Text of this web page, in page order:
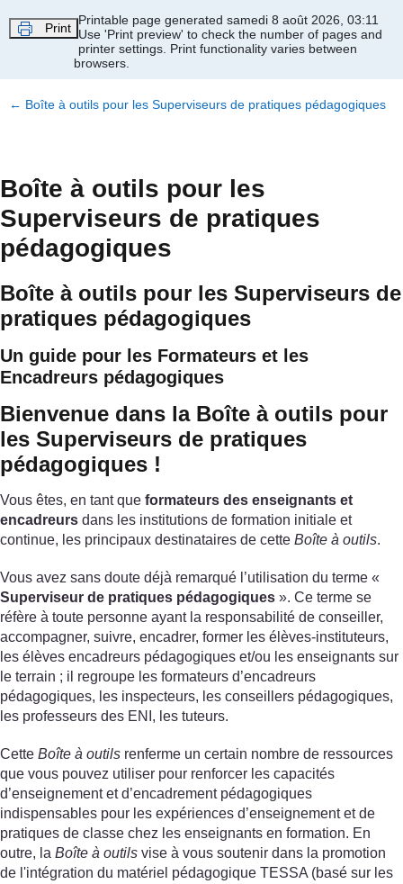
Print
Printable page generated samedi 8 août 2026, 03:11
Use 'Print preview' to check the number of pages and
printer settings. Print functionality varies between
browsers.
← Boîte à outils pour les Superviseurs de pratiques pédagogiques
Boîte à outils pour les
Superviseurs de pratiques
pédagogiques
Boîte à outils pour les Superviseurs de
pratiques pédagogiques
Un guide pour les Formateurs et les
Encadreurs pédagogiques
Bienvenue dans la Boîte à outils pour
les Superviseurs de pratiques
pédagogiques !
Vous êtes, en tant que formateurs des enseignants et
encadreurs dans les institutions de formation initiale et
continue, les principaux destinataires de cette Boîte à outils.
Vous avez sans doute déjà remarqué l’utilisation du terme «
Superviseur de pratiques pédagogiques ». Ce terme se
réfère à toute personne ayant la responsabilité de conseiller,
accompagner, suivre, encadrer, former les élèves-instituteurs,
les élèves encadreurs pédagogiques et/ou les enseignants sur
le terrain ; il regroupe les formateurs d’encadreurs
pédagogiques, les inspecteurs, les conseillers pédagogiques,
les professeurs des ENI, les tuteurs.
Cette Boîte à outils renferme un certain nombre de ressources
que vous pouvez utiliser pour renforcer les capacités
d’enseignement et d’encadrement pédagogiques
indispensables pour les expériences d’enseignement et de
pratiques de classe chez les enseignants en formation. En
outre, la Boîte à outils vise à vous soutenir dans la promotion
de l'intégration du matériel pédagogique TESSA (basé sur les